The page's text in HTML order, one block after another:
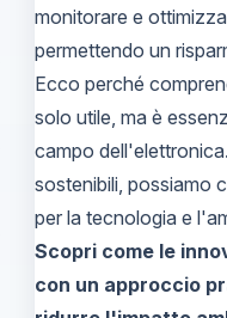
monitorare e
permettendo un
Ecco perché
solo utile, ma è
campo
sostenibili, possiamo
per la tecnologia e
Scopri come le
con un approccio